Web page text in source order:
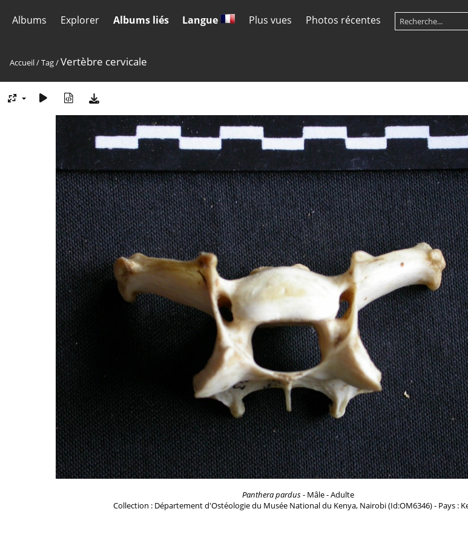
Albums Explorer Albums liés Langue Plus vues Photos récentes
Accueil/Tag/Vertèbre cervicale
Panthera pardus- Mâle - Adulte
Collection : Département d'Ostéologie du Musée National du Kenya, Nairobi (Id:OM6346) - Pays :